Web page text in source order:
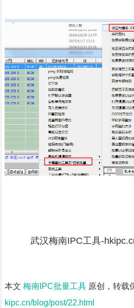
武汉梅南IPC工具-
本文 梅南IPC批量工具 原创，转载
kipc.cn/blog/post/22.html